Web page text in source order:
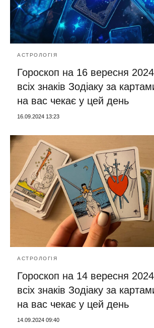
АСТРОЛОГІЯ
Гороскоп на 16 вересня
всіх знаків Зодіаку за
на вас чекає у цей день
16.09.2024 13:23
АСТРОЛОГІЯ
Гороскоп на 14 вересня
всіх знаків Зодіаку за
на вас чекає у цей день
14.09.2024 09:40